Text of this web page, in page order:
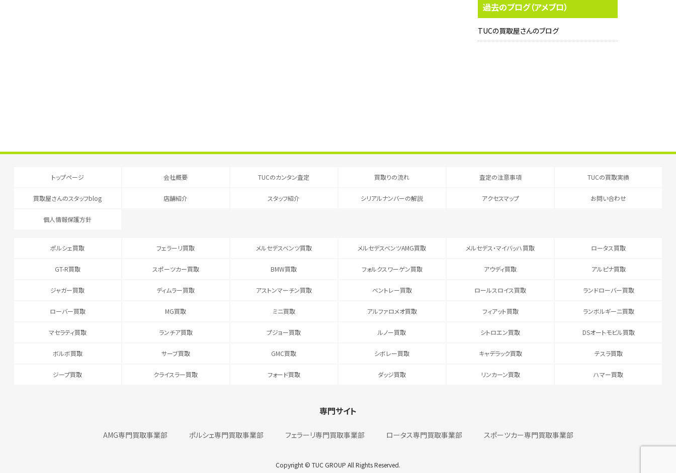
過去のブログ（アメブロ）
TUCの買取屋さんのブログ
トップページ 会社概要 TUCのカンタン査定 買取りの流れ 査定の注意事項 TUCの買取実績
買取屋さんのスタッフblog 店舗紹介 スタッフ紹介 シリアルナンバーの解説 アクセスマップ お問い合わせ
個人情報保護方針
ポルシェ買取 フェラーリ買取 メルセデスベンツ買取 メルセデスベンツAMG買取 メルセデス・マイバッハ買取 ロータス買取
GT-R買取 スポーツカー買取 BMW買取 フォルクスワーゲン買取 アウディ買取 アルピナ買取
ジャガー買取 ディムラー買取 アストンマーチン買取 ベントレー買取 ロールスロイス買取 ランドローバー買取
ローバー買取 MG買取 ミニ買取 アルファロメオ買取 フィアット買取 ランボルギーニ買取
マセラティ買取 ランチア買取 プジョー買取 ルノー買取 シトロエン買取 DSオートモビル買取
ボルボ買取 サーブ買取 GMC買取 シボレー買取 キャデラック買取 テスラ買取
ジープ買取 クライスラー買取 フォード買取 ダッジ買取 リンカーン買取 ハマー買取
専門サイト
AMG専門買取事業部 ポルシェ専門買取事業部 フェラーリ専門買取事業部 ロータス専門買取事業部 スポーツカー専門買取事業部
Copyright © TUC GROUP All Rights Reserved.